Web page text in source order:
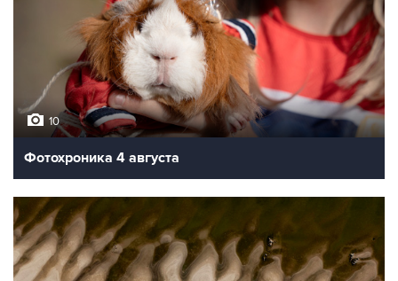
10
Фотохроника 4 августа